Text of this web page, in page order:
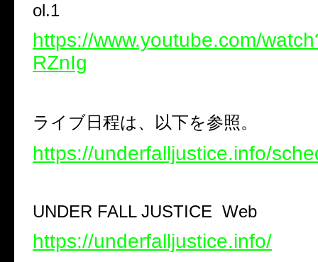
ol.1
https://www.youtube.com/
RZnIg
ライブ日程は、以下を参照。
https://underfalljustice.info/
UNDER FALL JUSTICE Web
https://underfalljustice.info/